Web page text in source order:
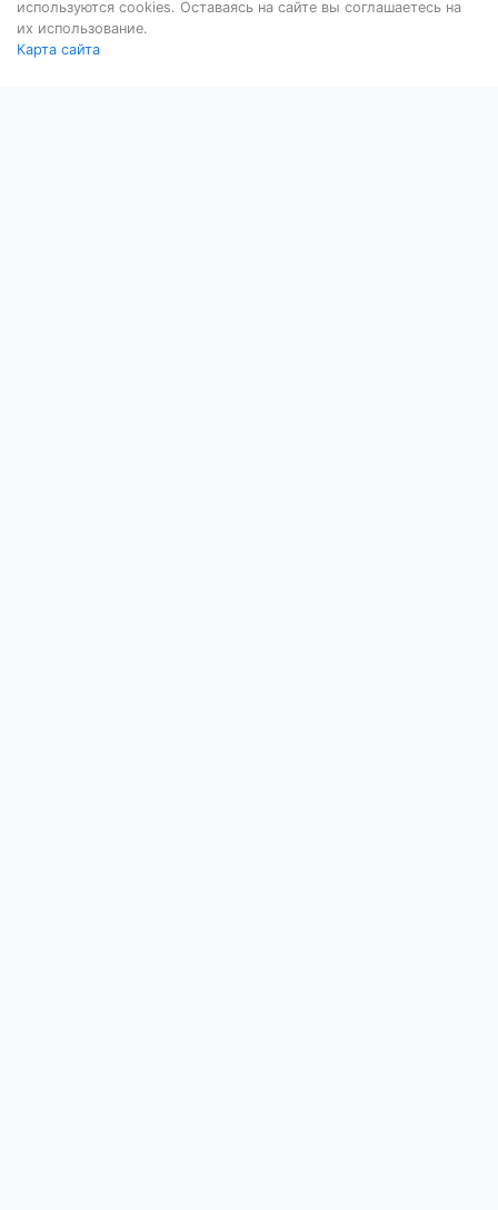
используются cookies. Оставаясь на сайте вы соглашаетесь на
их использование.
Карта сайта